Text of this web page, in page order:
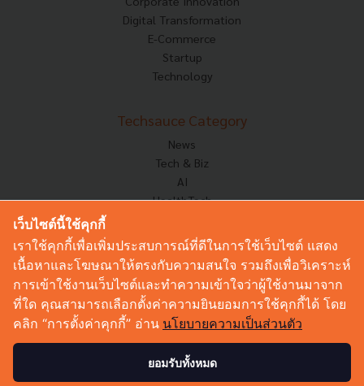
Digital Transformation
E-Commerce
Startup
Technology
Techsauce Category
News
Tech & Biz
AI
HealthTech
Corp Innov
Saucy Thoughts
Sustainable
Videos
Podcast
เว็บไซต์นี้ใช้คุกกี้
เราใช้คุกกี้เพื่อเพิ่มประสบการณ์ที่ดีในการใช้เว็บไซต์ แสดง
เนื้อหาและโฆษณาให้ตรงกับความสนใจ รวมถึงเพื่อวิเคราะห์
การเข้าใช้งานเว็บไซต์และทำความเข้าใจว่าผู้ใช้งานมาจาก
ที่ใด คุณสามารถเลือกตั้งค่าความยินยอมการใช้คุกกี้ได้ โดย
คลิก “การตั้งค่าคุกกี้” อ่าน นโยบายความเป็นส่วนตัว
ยอมรับทั้งหมด